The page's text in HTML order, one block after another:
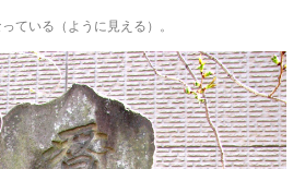
ている（ように見える）。